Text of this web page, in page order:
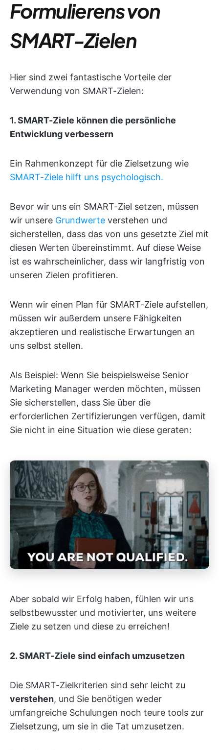
Formulierens von
SMART-Zielen
Hier sind zwei fantastische Vorteile der
Verwendung von SMART-Zielen:
1. SMART-Ziele können die persönliche
Entwicklung verbessern
Ein Rahmenkonzept für die Zielsetzung wie
SMART-Ziele hilft uns psychologisch.
Bevor wir uns ein SMART-Ziel setzen, müssen
wir unsere Grundwerte verstehen und
sicherstellen, dass das von uns gesetzte Ziel mit
diesen Werten übereinstimmt. Auf diese Weise
ist es wahrscheinlicher, dass wir langfristig von
unseren Zielen profitieren.
Wenn wir einen Plan für SMART-Ziele aufstellen,
müssen wir außerdem unsere Fähigkeiten
akzeptieren und realistische Erwartungen an
uns selbst stellen.
Als Beispiel: Wenn Sie beispielsweise Senior
Marketing Manager werden möchten, müssen
Sie sicherstellen, dass Sie über die
erforderlichen Zertifizierungen verfügen, damit
Sie nicht in eine Situation wie diese geraten:
Aber sobald wir Erfolg haben, fühlen wir uns
selbstbewusster und motivierter, uns weitere
Ziele zu setzen und diese zu erreichen!
2. SMART-Ziele sind einfach umzusetzen
Die SMART-Zielkriterien sind sehr leicht zu
verstehen, und Sie benötigen weder
umfangreiche Schulungen noch teure tools zur
Zielsetzung, um sie in die Tat umzusetzen.